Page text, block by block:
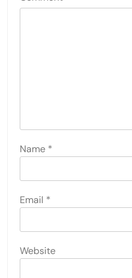
Name *
Email *
Website